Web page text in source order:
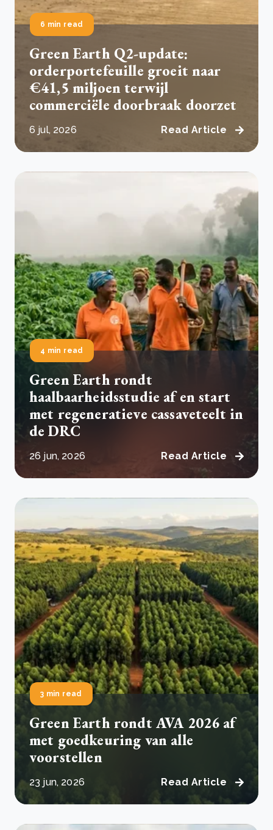
6 min read
Green Earth Q2-update:
orderportefeuille groeit naar
€41,5 miljoen terwijl
commerciële doorbraak doorzet
6 jul, 2026 Read Article
4 min read
Green Earth rondt
haalbaarheidsstudie af en start
met regeneratieve cassaveteelt in
de DRC
26 jun, 2026 Read Article
3 min read
Green Earth rondt AVA 2026 af
met goedkeuring van alle
voorstellen
23 jun, 2026 Read Article